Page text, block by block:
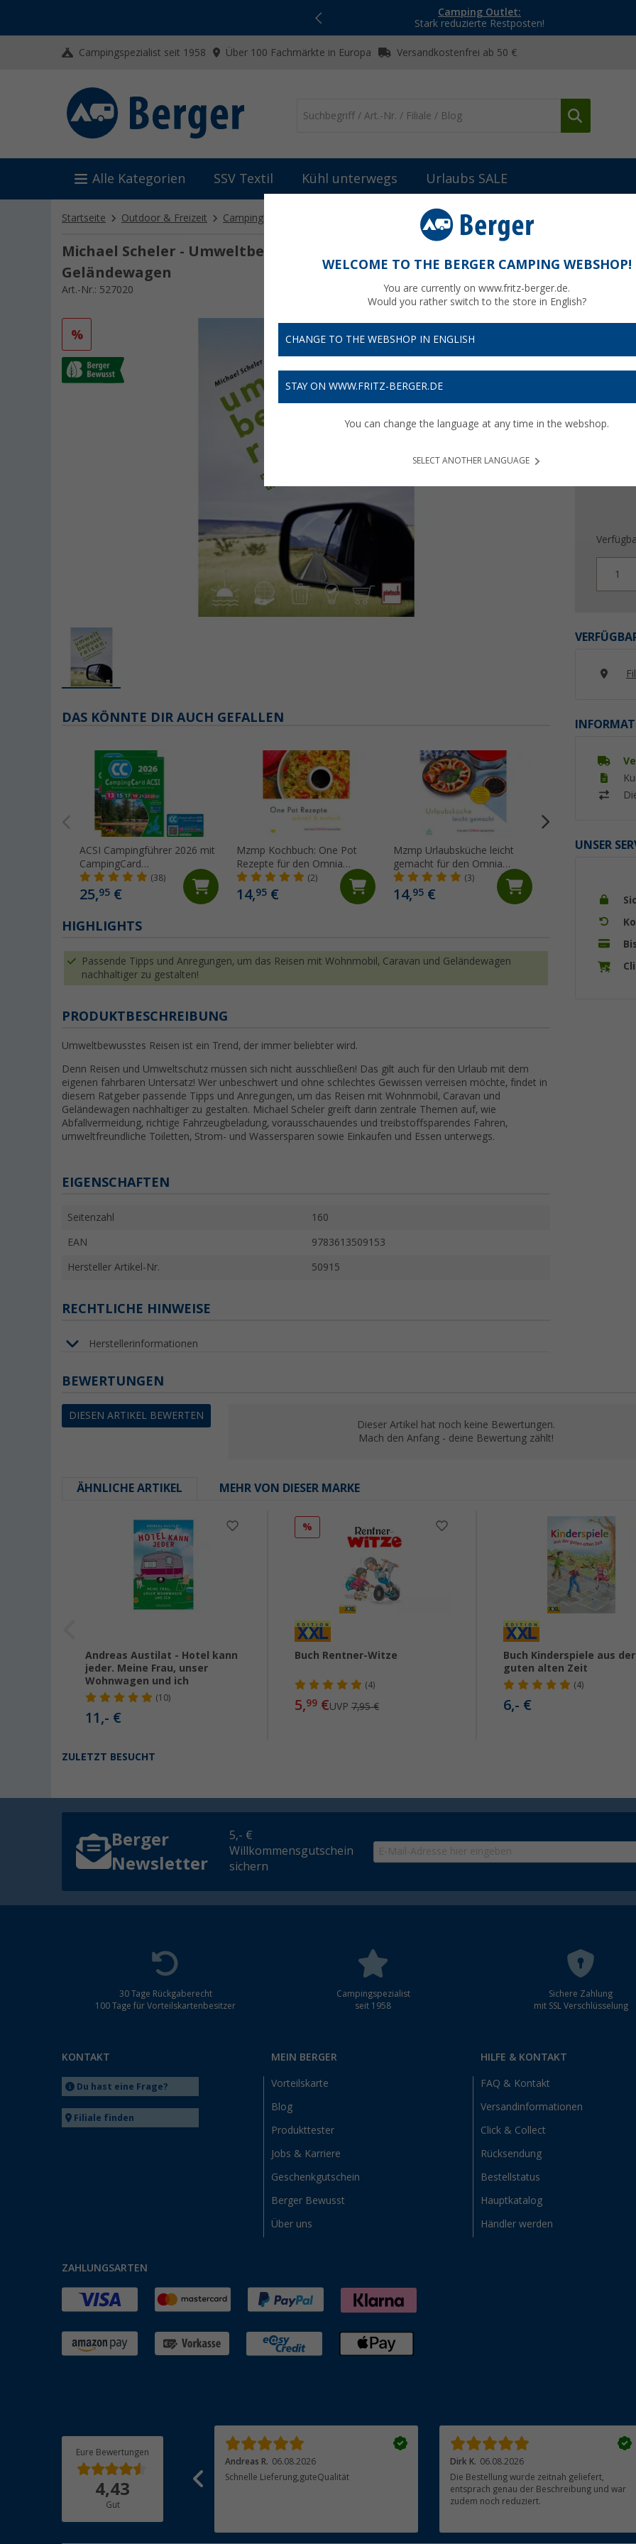
Camping Outlet:
Stark reduzierte Restposten!
Campingspezialist seit 1958 Über 100 Fachmärkte in Europa Versandkostenfrei ab 50 €
Alle Kategorien SSV Textil Kühl unterwegs Urlaubs SALE
Startseite Outdoor & Freizeit Campingliteratur Michael Scheler - Umweltbewusst Reisen
Michael Scheler - Umweltbewusst Reisen mit Wohnmobil, Caravan &
Geländewagen
Art.-Nr.: 527020
%
16,
Bis zu
1
UNSER
DAS KÖNNTE DIR AUCH GEFALLEN
ACSI Campingführer 2026 mit
CampingCard
Ermäßigungskarte (Deutsch)
(38)
25,95 €
Mzmp Kochbuch: One Pot
Rezepte für den Omnia
Backofen
(2)
14,95 €
Mzmp Urlaubsküche leicht
gemacht für den Omnia
Backofen Kochbuch 108
Seiten
(3)
14,95 €
Omnia Kochbuch
HIGHLIGHTS
Passende Tipps und Anregungen, um das Reisen mit Wohnmobil, Caravan und Geländewagen
nachhaltiger zu gestalten!
PRODUKTBESCHREIBUNG
Umweltbewusstes Reisen ist ein Trend, der immer beliebter wird.
Denn Reisen und Umweltschutz müssen sich nicht ausschließen! Das gilt auch für den Urlaub mit dem
eigenen fahrbaren Untersatz! Wer unbeschwert und ohne schlechtes Gewissen verreisen möchte, findet in
diesem Ratgeber passende Tipps und Anregungen, um das Reisen mit Wohnmobil, Caravan und
Geländewagen nachhaltiger zu gestalten. Michael Scheler greift darin zentrale Themen auf, wie
Abfallvermeidung, richtige Fahrzeugbeladung, vorausschauendes und treibstoffsparendes Fahren,
umweltfreundliche Toiletten, Strom- und Wassersparen sowie Einkaufen und Essen unterwegs.
EIGENSCHAFTEN
Seitenzahl 160
EAN 9783613509153
Hersteller Artikel-Nr. 50915
RECHTLICHE HINWEISE
Herstellerinformationen
BEWERTUNGEN
DIESEN ARTIKEL BEWERTEN
Dieser Artikel hat noch keine Bewertungen.
Mach den Anfang - deine Bewertung zählt!
ÄHNLICHE ARTIKEL MEHR VON DIESER MARKE
Andreas Austilat - Hotel kann
jeder. Meine Frau, unser
Wohnwagen und ich
(10)
11,- €
%
Buch Rentner-Witze
(4)
5,99€UVP 7,95 €
Buch Kinderspiele aus der
guten alten Zeit
(4)
6,- €
ZULETZT BESUCHT
Berger
Newsletter
5,- €
Willkommensgutschein
sichern
30 Tage Rückgaberecht
100 Tage für Vorteilskartenbesitzer
Campingspezialist
seit 1958
Sichere Zahlung
mit SSL Verschlüsselung
KONTAKT
Du hast eine Frage?
Filiale finden
MEIN BERGER
Vorteilskarte
Blog
Produkttester
Jobs & Karriere
Geschenkgutschein
Berger Bewusst
Über uns
HILFE & KONTAKT
FAQ & Kontakt
Versandinformationen
Click & Collect
Rücksendung
Bestellstatus
Hauptkatalog
Händler werden
ZAHLUNGSARTEN
Eure Bewertungen
4,43
Gut
Dankeschö, Sehr schnelle und unkomplizerte
Andreas R. 06.08.2026
Schnelle Lieferung,guteQualität
Dirk K. 06.08.2026
Die Bestellung wurde zeitnah geliefert,
entsprach genau der Beschreibung und war
zudem noch reduziert.
WELCOME TO THE BERGER CAMPING WEBSHOP!
You are currently on www.fritz-berger.de.
Would you rather switch to the store in English?
CHANGE TO THE WEBSHOP IN ENGLISH
STAY ON WWW.FRITZ-BERGER.DE
You can change the language at any time in the webshop.
SELECT ANOTHER LANGUAGE